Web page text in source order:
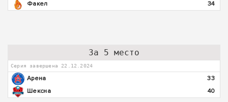
Факел
34
За 5 место
Серия завершена 22.12.2024
Арена
33
Шексна
40